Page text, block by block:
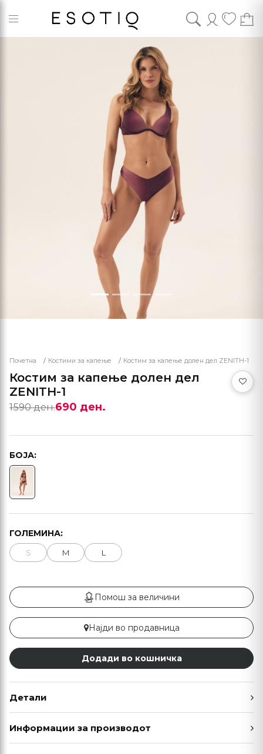
Почетна Костими за капење Костим за капење долен дел ZENITH-1
Костим за капење долен дел
ZENITH-1
1590 ден.690 ден.
БОЈА:
ГОЛЕМИНА:
S M L
Помош за величини
Најди во продавница
Додади во кошничка
Детали
Информации за производот